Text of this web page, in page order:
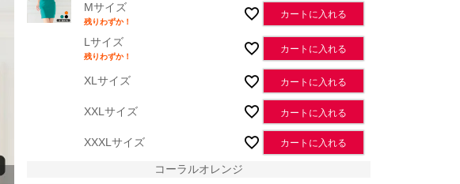
Mサイズ
残りわずか！
カートに入れる
Lサイズ
残りわずか！
カートに入れる
XLサイズ カートに入れる
XXLサイズ カートに入れる
XXXLサイズ カートに入れる
コーラルオレンジ